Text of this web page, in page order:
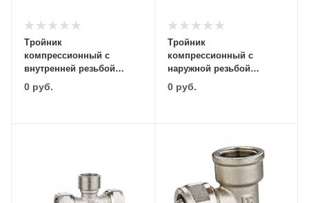
Тройник
компрессионный с
внутренней резьбой
16х1/2"х16 Comtek
0 руб.
Тройник
компрессионный с
наружной резьбой
20х1/2"х20 Comtek
0руб.